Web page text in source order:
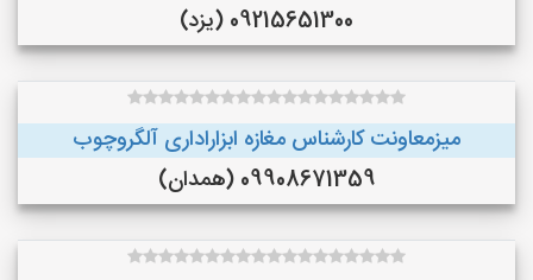
09215651300 (یزد)
میزمعاونت کارشناس مغازه ابزاراداری آلگروچوب
09908671359 (همدان)